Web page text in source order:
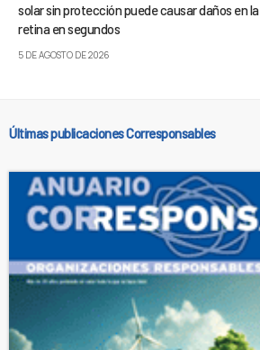
solar sin protección puede causar daños en la
retina en segundos
5 DE AGOSTO DE 2026
Últimas publicaciones Corresponsables